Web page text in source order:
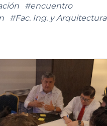
#encuentro
#Fac. Ing. y Arquitectura